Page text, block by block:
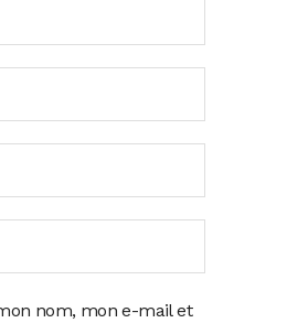
nom, mon e-mail et